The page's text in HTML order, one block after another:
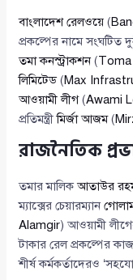
বাংলাদেশ রেলওয়ে (
প্রকল্পের নামে সংঘটিত
তমা কনস্ট্রাকশন(
লিমিটেড(Max
আওয়ামী লীগ(Awami
প্রতিমন্ত্রীমির্জা আজম(
রাজনৈতিক
তমার মালিকআতাউর
ম্যাক্সের চেয়ারম্যান
Alamgir) আওয়ামী
টাকার রেল প্রকল্পের
শীর্ষ কর্মকর্তাদেরও